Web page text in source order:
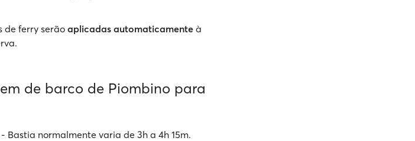
de ferry serãoaplicadas automaticamente à
de barco de Piombino para
normalmente varia de 3h a 4h 15m.